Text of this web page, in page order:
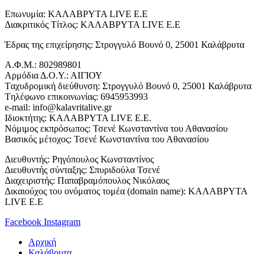
Επωνυμία: ΚΑΛΑΒΡΥΤΑ LIVE Ε.Ε
Διακριτικός Τίτλος: ΚΑΛΑΒΡΥΤΑ LIVE E.E
Έδρας της επιχείρησης: Στρογγυλό Βουνό 0, 25001 Καλάβρυτα
Α.Φ.Μ.: 802989801
Αρμόδια Δ.Ο.Υ.: ΑΙΓΙΟΥ
Tαχυδρομική διεύθυνση: Στρογγυλό Βουνό 0, 25001 Καλάβρυτα
Tηλέφωνο επικοινωνίας: 6945953993
e-mail: info@kalavritalive.gr
Iδιοκτήτης: ΚΑΛΑΒΡΥΤΑ LIVE E.E.
Νόμιμος εκπρόσωπος: Τσενέ Κωνσταντίνα του Αθανασίου
Βασικός μέτοχος: Τσενέ Κωνσταντίνα του Αθανασίου
Διευθυντής: Ρηγόπουλος Κωνσταντίνος
Διευθυντής σύνταξης: Σπυριδούλα Τσενέ
Διαχειριστής: Παπαβραμόπουλος Νικόλαος
Δικαιούχος του ονόματος τομέα (domain name): ΚΑΛΑΒΡΥΤΑ
LIVE E.E
Facebook Instagram
Αρχική